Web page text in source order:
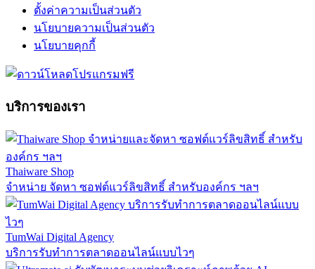
ตั้งค่าความเป็นส่วนตัว
นโยบายความเป็นส่วนตัว
นโยบายคุกกี้
บริการของเรา
Thaiware Shop
จำหน่าย จัดหา ซอฟต์แวร์ลิขสิทธิ์ สำหรับองค์กร ฯลฯ
TumWai Digital Agency
บริการรับทำการตลาดออนไลน์แบบไวๆ